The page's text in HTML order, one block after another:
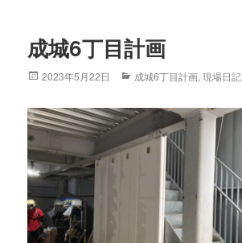
成城6丁目計画
Posted
2023年5月22日 Categories
成城6丁目計画,現場日記